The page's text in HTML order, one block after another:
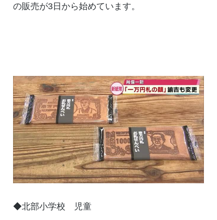
の販売が3日から始めています。
◆北部小学校 児童